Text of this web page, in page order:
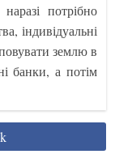
потрібно
індивідуальні
землю в
банки, а потім